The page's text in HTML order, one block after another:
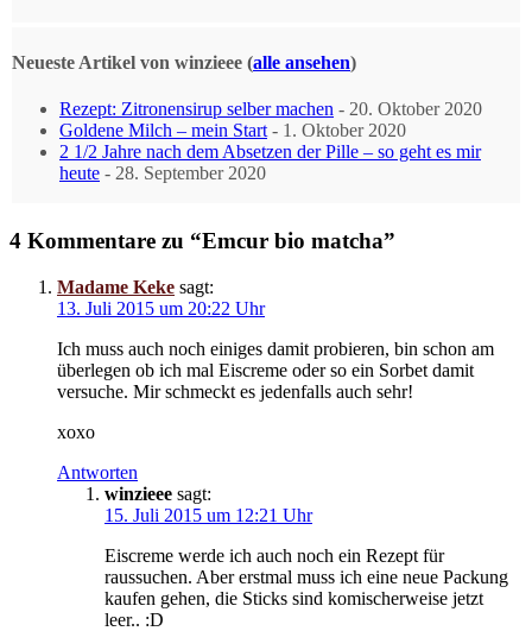
Neueste Artikel von winzieee (alle ansehen)
Rezept: Zitronensirup selber machen - 20. Oktober 2020
Goldene Milch – mein Start - 1. Oktober 2020
2 1/2 Jahre nach dem Absetzen der Pille – so geht es mir
heute - 28. September 2020
4 Kommentare zu “Emcur bio matcha”
Madame Keke sagt:
13. Juli 2015 um 20:22 Uhr
Ich muss auch noch einiges damit probieren, bin schon am
überlegen ob ich mal Eiscreme oder so ein Sorbet damit
versuche. Mir schmeckt es jedenfalls auch sehr!
xoxo
Antworten
winzieee sagt:
15. Juli 2015 um 12:21 Uhr
Eiscreme werde ich auch noch ein Rezept für
raussuchen. Aber erstmal muss ich eine neue Packung
kaufen gehen, die Sticks sind komischerweise jetzt
leer.. :D